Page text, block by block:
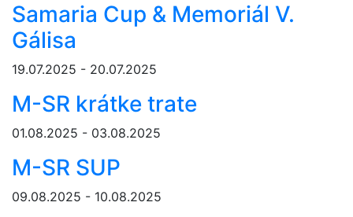
Samaria Cup & Memoriál V.
Gálisa
19.07.2025 - 20.07.2025
M-SR krátke trate
01.08.2025 - 03.08.2025
M-SR SUP
09.08.2025 - 10.08.2025